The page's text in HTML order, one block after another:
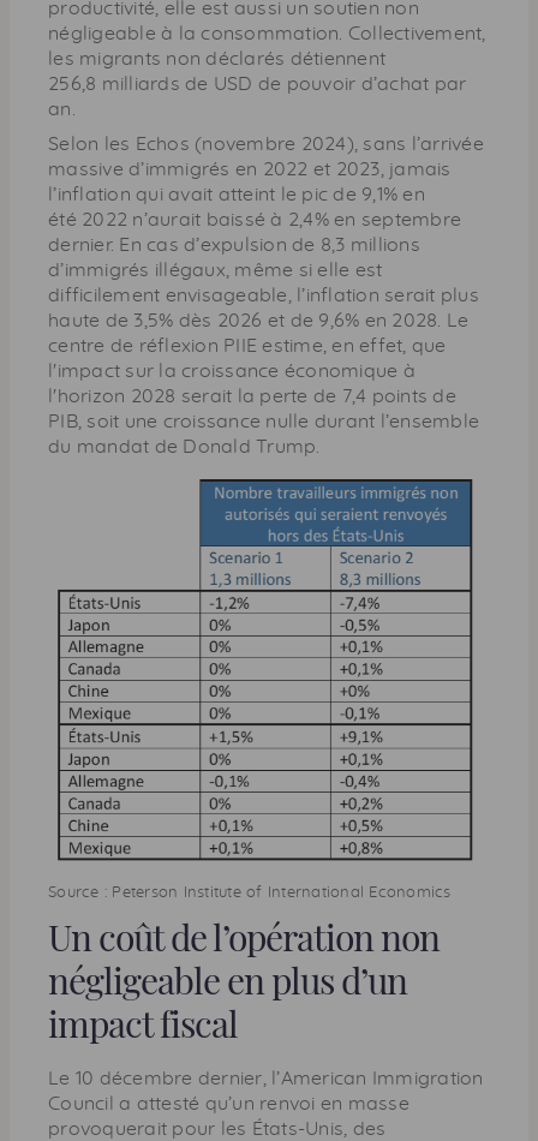
productivité, elle est aussi un soutien non
négligeable à la consommation. Collectivement,
les migrants non déclarés détiennent
256,8 milliards de USD de pouvoir d’achat par
an.
Selon les Echos (novembre 2024), sans l’arrivée
massive d’immigrés en 2022 et 2023, jamais
l’inflation qui avait atteint le pic de 9,1% en
été 2022 n’aurait baissé à 2,4% en septembre
dernier. En cas d’expulsion de 8,3 millions
d’immigrés illégaux, même si elle est
difficilement envisageable, l’inflation serait plus
haute de 3,5% dès 2026 et de 9,6% en 2028. Le
centre de réflexion PIIE estime, en effet, que
l'impact sur la croissance économique à
l'horizon 2028 serait la perte de 7,4 points de
PIB, soit une croissance nulle durant l’ensemble
du mandat de Donald Trump.
Source : Peterson Institute of International Economics
Un coût de l’opération non
négligeable en plus d’un
impact fiscal
Le 10 décembre dernier, l’American Immigration
Council a attesté qu’un renvoi en masse
provoquerait pour les États-Unis, des